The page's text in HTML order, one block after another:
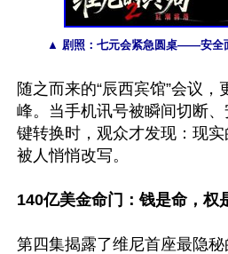
▲ 剧照：七元会紧急圆桌——安全
随之而来的“辰西宾馆”会议
峰。当手机讯号被瞬间切断
键转换时，观众才发现：现
被人悄悄改写。
140亿美金命门：钱是命，权
第四集揭露了维尼首座最隐